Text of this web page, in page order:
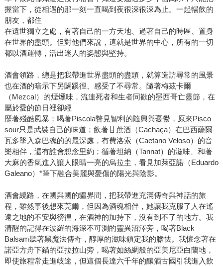
握當下，從相遇的那一刻一直喝到夜很深很深為止。一起暢飲的
朋友，都住
在遺世獨立之處，有著自己的一方天地、過著自己的時區、置身
在世界的盡頭。但對他們來說，這就是世界的中心，所有的一切
都以酒運轉，活出迷人的姿態與堅持。
酒會領路，總是把我帶進世界盡頭的盡頭，就算造訪尋常的風景
也在酒的暗示下另闢蹊徑、感受了不尋常。隨著梅茲卡爾
（Mezcal）的煙燻味，流連死者和生者同歡的墨西哥亡靈節，在
屬於愛的節日裡卻經
歷著殘酷風暴；喝著Piscola瞥見智利的隨興與憂鬱，原來Pisco
sour只是武裝自己的味道；飲著甘蔗酒（Cachaça）在巴西薩爾
瓦多墜入森巴魂的的最深處，有費洛索（Caetano Veloso）的音
樂相伴，還有誰會想念里約；循著坦納（Tannat）的滋味、和著
大麻的香氣進入讓人眼睛一亮的烏拉圭，看見加萊亞諾（Eduardo
Galeano）*筆下融合美麗與憂傷的陽光與陰影。
酒會繞路，在國與國的疆界間，把我帶進充滿傳奇與神話的旅
程，雖然事後想來莞爾，但因為酒魂相伴，她讓我克服了人在遙
遠之地的不安與徬徨，在酒神的加持下，沒有到不了的地方。我
清醒的記得在波羅的海深不可測的靈異沼澤旁，喝著Black
Balsam聽著黑魔法傳奇，醇厚的滋味鎮定我的膽怯。我懷念著在
諾亞方舟下錨的亞拉拉山旁，喝著如絲綢般的亞美尼亞白蘭地，
即使旅程常走進歧途，但這個長達六千年的釀酒古國引我進入飲